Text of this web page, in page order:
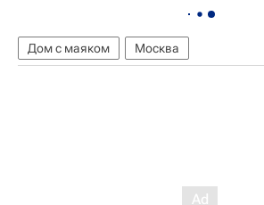
Дом с маяком Москва